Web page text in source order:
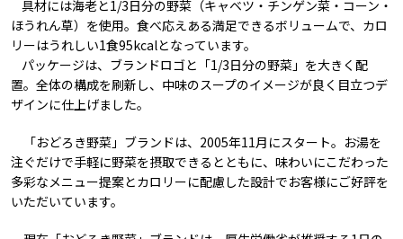
具材には海老と1/3日分の野菜（キャベツ・チンゲン菜・コーン・
ほうれん草）を使用。食べ応えある満足できるボリュームで、カロ
リーはうれしい1食95kcalとなっています。
パッケージは、ブランドロゴと「1/3日分の野菜」を大きく配
置。全体の構成を刷新し、中味のスープのイメージが良く目立つデ
ザインに仕上げました。
「おどろき野菜」ブランドは、2005年11月にスタート。お湯を
注ぐだけで手軽に野菜を摂取できるとともに、味わいにこだわった
多彩なメニュー提案とカロリーに配慮した設計でお客様にご好評を
いただいています。